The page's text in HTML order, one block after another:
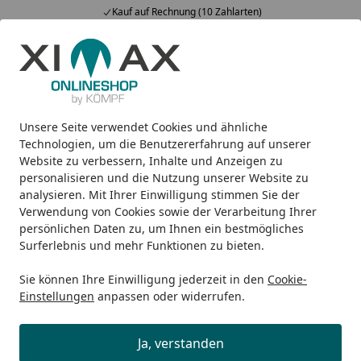
Unsere Seite verwendet Cookies und ähnliche
Technologien, um die Benutzererfahrung auf unserer
Website zu verbessern, Inhalte und Anzeigen zu
personalisieren und die Nutzung unserer Website zu
analysieren. Mit Ihrer Einwilligung stimmen Sie der
Verwendung von Cookies sowie der Verarbeitung Ihrer
persönlichen Daten zu, um Ihnen ein bestmögliches
Surferlebnis und mehr Funktionen zu bieten.
Sie können Ihre Einwilligung jederzeit in den Cookie-
Einstellungen anpassen oder widerrufen.
Ja, verstanden
Kauf auf Rechnung (10 Zahlarten)
Alle Produkte
Mein Konto
Suchen
Startseite
Wie Montage buchen?
Wie kann ich die Montage buchen?
Auf der Produktseite können Sie bei der
Zusammenstellung Ihres Wunschproduktes auch direkt
und bequem die Montage wählen. Dort finden Sie alle
für Sie wichtigen Angaben zur Montage, zum Beispiel
auch informative Videos und vieles mehr. Wählen Sie
zwischen regulärer Profi-Montage und Sorglospaket-
Detaillierte Informationen finden Sie